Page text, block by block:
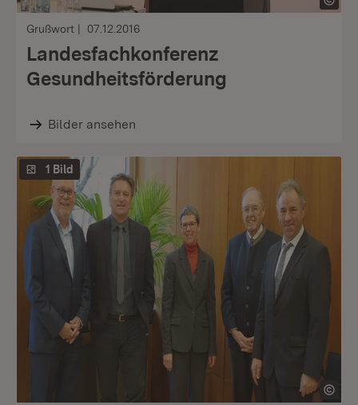
Grußwort 07.12.2016
Landesfachkonferenz
Gesundheitsförderung
Bilder ansehen
1 Bild